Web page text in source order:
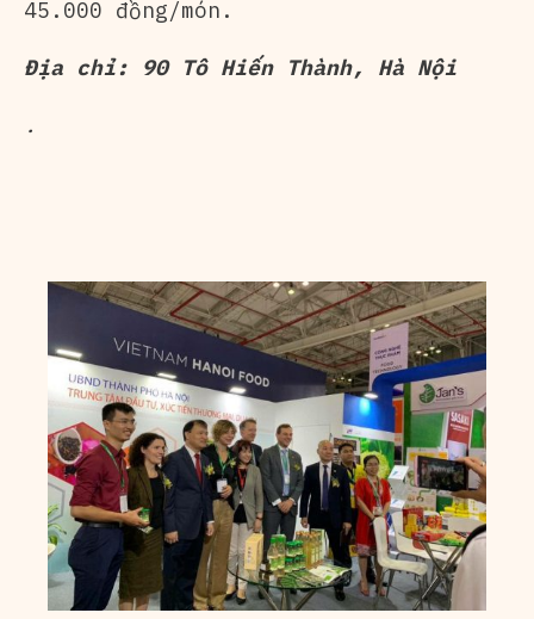
45.000 đồng/món.
Địa chỉ: 90 Tô Hiến Thành, Hà Nội
.